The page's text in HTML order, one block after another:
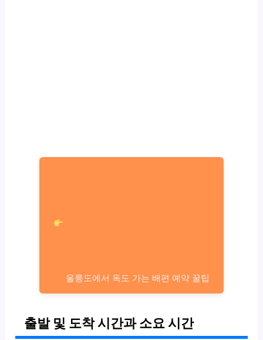
울릉도에서 독도 가는 배편 예약 꿀팁
출발 및 도착 시간과 소요 시간